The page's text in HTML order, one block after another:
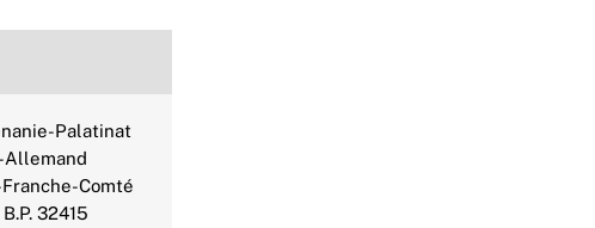
Palatinat
Allemand
Comté
32415